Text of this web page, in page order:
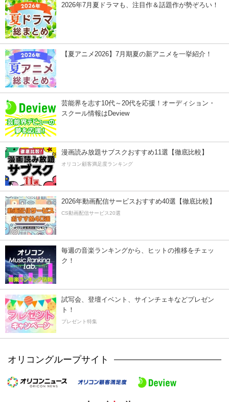
2026年7月夏ドラマも、注目作＆話題作が勢ぞろい！
【夏アニメ2026】7月期夏の新アニメを一挙紹介！
芸能界を志す10代～20代を応援！オーディション・
スクール情報はDeview
漫画読み放題サブスクおすすめ11選【徹底比較】
オリコン顧客満足度ランキング
2026年動画配信サービスおすすめ40選【徹底比較】
CS動画配信サービス20選
毎週の音楽ランキングから、ヒットの推移をチェッ
ク！
試写会、登壇イベント、サインチェキなどプレゼン
ト！
プレゼント特集
オリコングループサイト